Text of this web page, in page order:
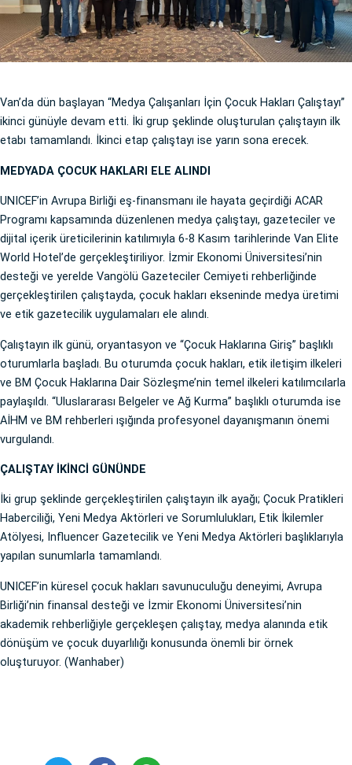
Van’da dün başlayan “Medya Çalışanları İçin Çocuk Hakları Çalıştayı”
ikinci günüyle devam etti. İki grup şeklinde oluşturulan çalıştayın ilk
etabı tamamlandı. İkinci etap çalıştayı ise yarın sona erecek.
MEDYADA ÇOCUK HAKLARI ELE ALINDI
UNICEF’in Avrupa Birliği eş-finansmanı ile hayata geçirdiği ACAR
Programı kapsamında düzenlenen medya çalıştayı, gazeteciler ve
dijital içerik üreticilerinin katılımıyla 6-8 Kasım tarihlerinde Van Elite
World Hotel’de gerçekleştiriliyor. İzmir Ekonomi Üniversitesi’nin
desteği ve yerelde Vangölü Gazeteciler Cemiyeti rehberliğinde
gerçekleştirilen çalıştayda, çocuk hakları ekseninde medya üretimi
ve etik gazetecilik uygulamaları ele alındı.
Çalıştayın ilk günü, oryantasyon ve “Çocuk Haklarına Giriş” başlıklı
oturumlarla başladı. Bu oturumda çocuk hakları, etik iletişim ilkeleri
ve BM Çocuk Haklarına Dair Sözleşme’nin temel ilkeleri katılımcılarla
paylaşıldı. “Uluslararası Belgeler ve Ağ Kurma” başlıklı oturumda ise
AİHM ve BM rehberleri ışığında profesyonel dayanışmanın önemi
vurgulandı.
ÇALIŞTAY İKİNCİ GÜNÜNDE
İki grup şeklinde gerçekleştirilen çalıştayın ilk ayağı; Çocuk Pratikleri
Haberciliği, Yeni Medya Aktörleri ve Sorumlulukları, Etik İkilemler
Atölyesi, Influencer Gazetecilik ve Yeni Medya Aktörleri başlıklarıyla
yapılan sunumlarla tamamlandı.
UNICEF’in küresel çocuk hakları savunuculuğu deneyimi, Avrupa
Birliği’nin finansal desteği ve İzmir Ekonomi Üniversitesi’nin
akademik rehberliğiyle gerçekleşen çalıştay, medya alanında etik
dönüşüm ve çocuk duyarlılığı konusunda önemli bir örnek
oluşturuyor. (Wanhaber)